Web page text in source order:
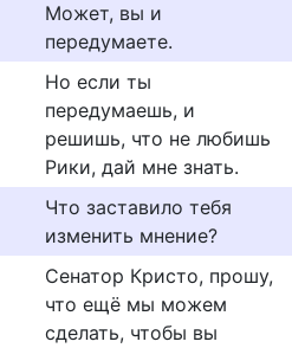
Может, вы и
передумаете.
Но если ты
передумаешь, и
решишь, что не любишь
Рики, дай мне знать.
Что заставило тебя
изменить мнение?
Сенатор Кристо, прошу,
что ещё мы можем
сделать, чтобы вы